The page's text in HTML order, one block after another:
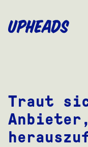
SPRINGEN
Traut